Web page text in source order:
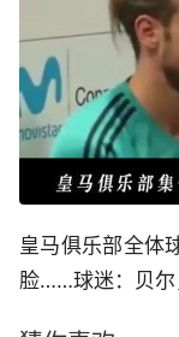
皇马俱乐部全体
脸……球迷：贝尔